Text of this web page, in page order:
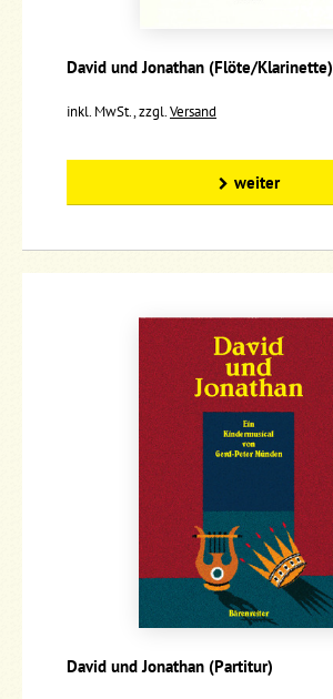
David und Jonathan (Flöte/Klarinette)
inkl. MwSt., zzgl.Versand
weiter
David und Jonathan (Partitur)